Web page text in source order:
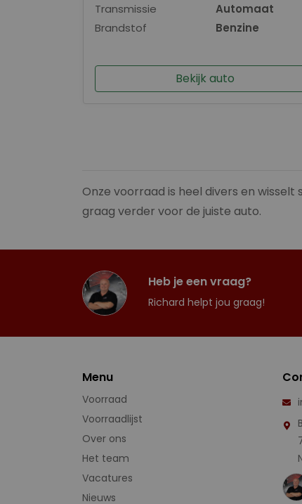
Transmissie
Automaat
Brandstof
Benzine
Bekijk auto
Onze voorraad is heel divers en
graag verder voor de juiste auto.
Heb je een vraag?
Richard helpt jou graag!
Menu
Voorraad
Voorraadlijst
Over ons
Het team
Vacatures
Nieuws